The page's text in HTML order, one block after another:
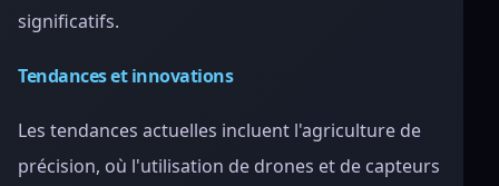
significatifs.
Tendances et innovations
Les tendances actuelles incluent l'agriculture de
précision, où l'utilisation de drones et de capteurs